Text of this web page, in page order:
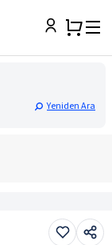
Yeniden Ara